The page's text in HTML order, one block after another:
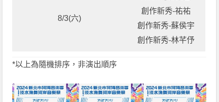
8/3(六)
創作新秀-祐祐
創作新秀-蘇侯宇
創作新秀-林芊伃
*以上為隨機排序，非演出順序